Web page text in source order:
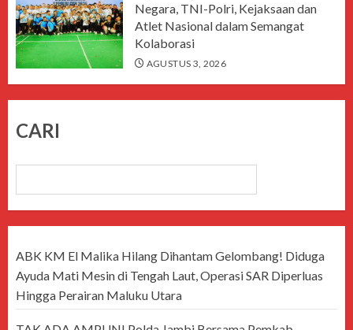
Negara, TNI-Polri, Kejaksaan dan
Atlet Nasional dalam Semangat
Kolaborasi
AGUSTUS 3, 2026
CARI
ABK KM El Malika Hilang Dihantam Gelombang! Diduga
Ayuda Mati Mesin di Tengah Laut, Operasi SAR Diperluas
Hingga Perairan Maluku Utara